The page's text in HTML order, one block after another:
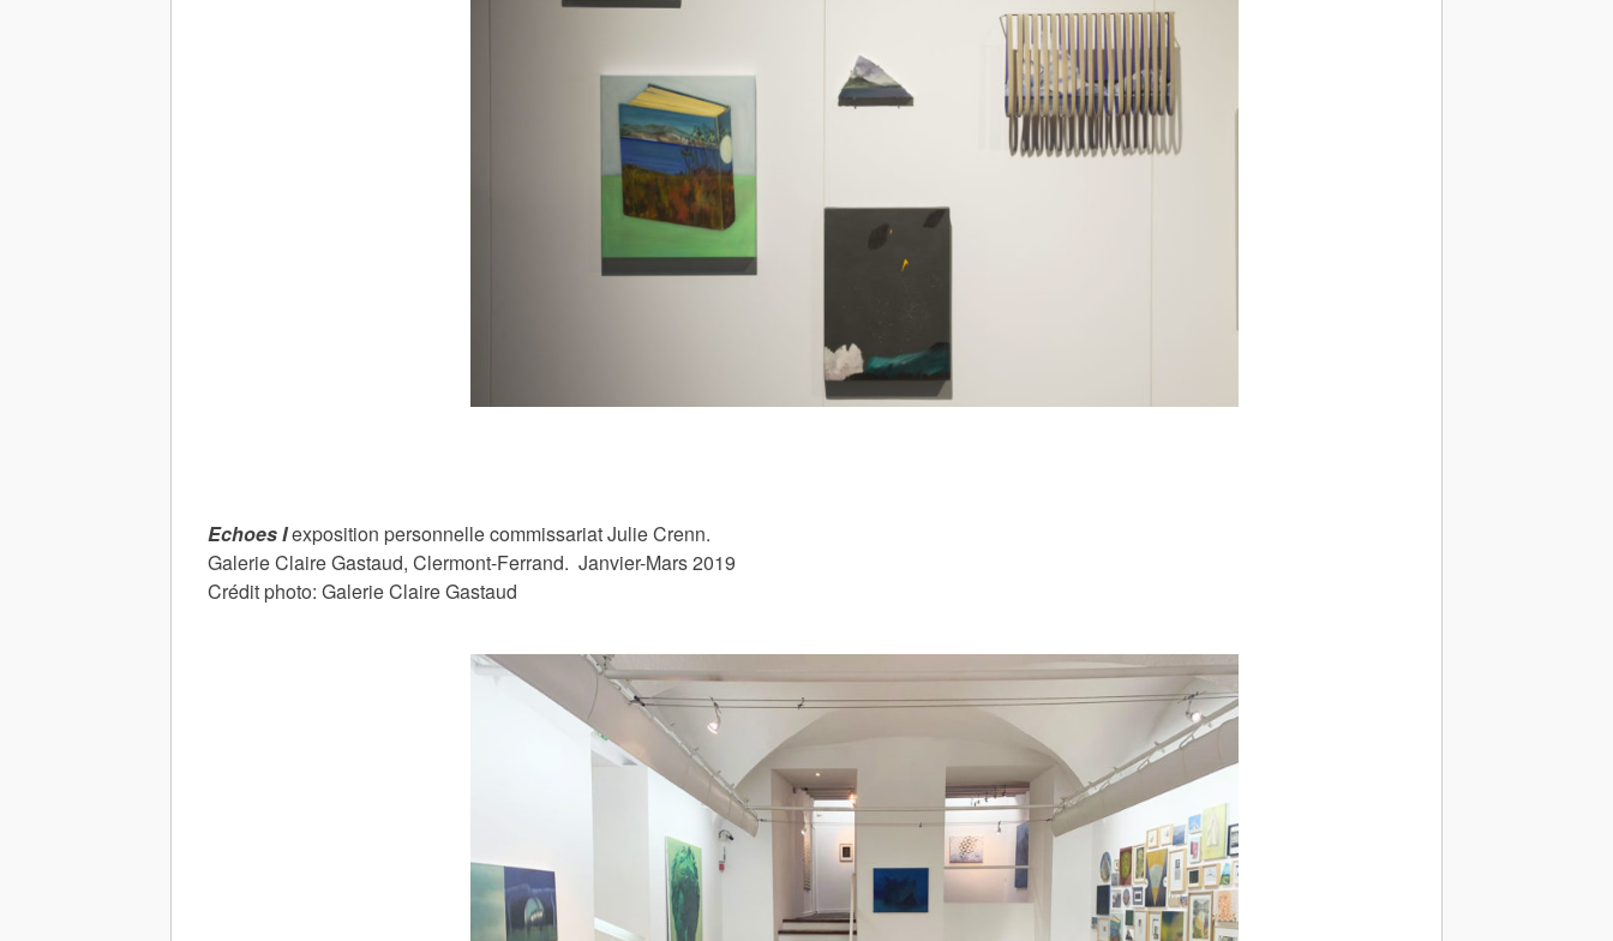
Echoes Iexposition personnelle commissariat Julie Crenn.
Galerie Claire Gastaud, Clermont-Ferrand. Janvier-Mars 2019
Crédit photo: Galerie Claire Gastaud